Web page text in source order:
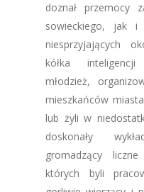
doznał przemocy
sowieckiego, jak i
niesprzyjających
kółka inteligencji
młodzież,
mieszkańców
lub żyli w
doskonały
gromadzący
których byli